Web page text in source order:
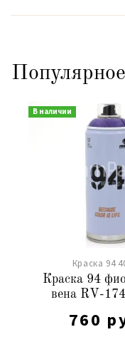
В наличии
Краска 94
Краска 94
вена RV-
760